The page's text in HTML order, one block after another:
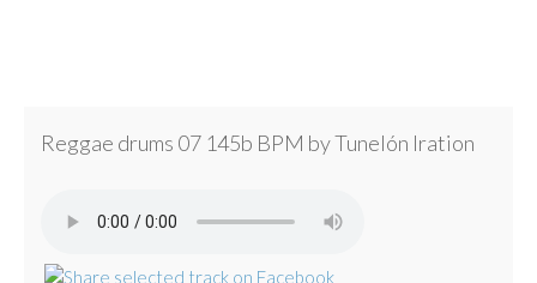
Reggae drums 07 145b BPM by Tunelón Iration